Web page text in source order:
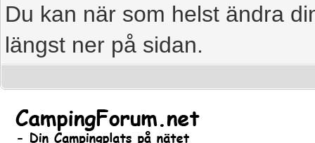
Du kan när som helst ändra
längst ner på sidan.